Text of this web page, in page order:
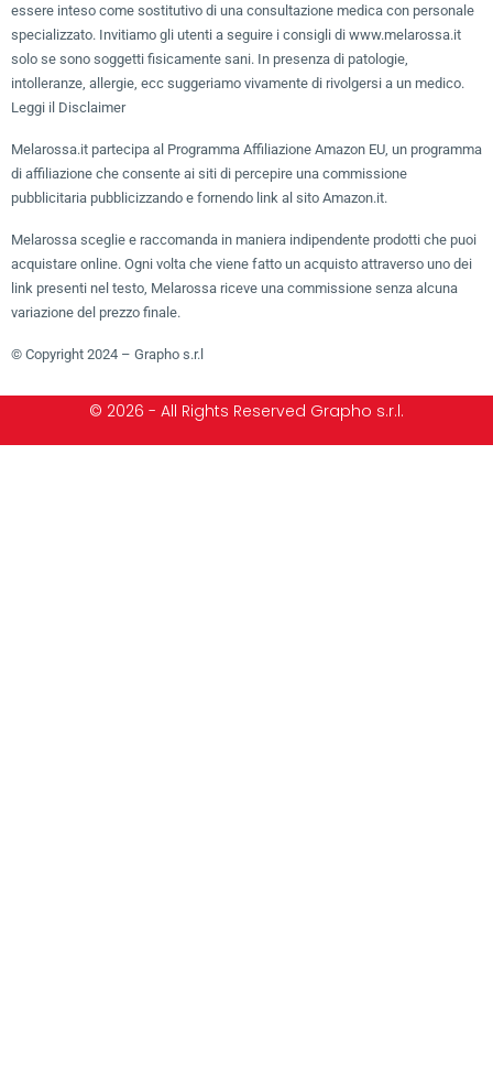
essere inteso come sostitutivo di una consultazione medica con personale
specializzato. Invitiamo gli utenti a seguire i consigli di www.melarossa.it
solo se sono soggetti fisicamente sani. In presenza di patologie,
intolleranze, allergie, ecc suggeriamo vivamente di rivolgersi a un medico.
Leggi il Disclaimer
Melarossa.it partecipa al Programma Affiliazione Amazon EU, un programma
di affiliazione che consente ai siti di percepire una commissione
pubblicitaria pubblicizzando e fornendo link al sito Amazon.it.
Melarossa sceglie e raccomanda in maniera indipendente prodotti che puoi
acquistare online. Ogni volta che viene fatto un acquisto attraverso uno dei
link presenti nel testo, Melarossa riceve una commissione senza alcuna
variazione del prezzo finale.
© Copyright 2024 – Grapho s.r.l
© 2026 - All Rights Reserved Grapho s.r.l.